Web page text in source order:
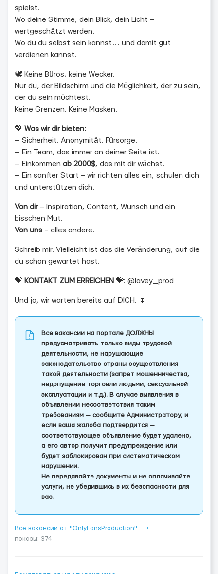
spielst.
Wo deine Stimme, dein Blick, dein Licht –
wertgeschätzt werden.
Wo du du selbst sein kannst… und damit gut
verdienen kannst.
🕊 Keine Büros, keine Wecker.
Nur du, der Bildschirm und die Möglichkeit, der zu sein,
der du sein möchtest.
Keine Grenzen. Keine Masken.
💖 Was wir dir bieten:
— Sicherheit. Anonymität. Fürsorge.
— Ein Team, das immer an deiner Seite ist.
— Einkommen ab 2000$, das mit dir wächst.
— Ein sanfter Start – wir richten alles ein, schulen dich
und unterstützen dich.
Von dir– Inspiration, Content, Wunsch und ein
bisschen Mut.
Von uns – alles andere.
Schreib mir. Vielleicht ist das die Veränderung, auf die
du schon gewartet hast.
💝 KONTAKT ZUM ERREICHEN 💝: @lavey_prod
Und ja, wir warten bereits auf DICH. 🌷
Все вакансии на портале ДОЛЖНЫ
предусматривать только виды трудовой
деятельности, не нарушающие
законодательство страны осуществления
такой деятельности (запрет мошенничества,
недопущение торговли людьми, сексуальной
эксплуатации и т.д.). В случае выявления в
объявлении несоответствия таким
требованиям — сообщите Администратору, и
если ваша жалоба подтвердится —
соответствующее объявление будет удалено,
а его автор получит предупреждение или
будет заблокирован при систематическом
нарушении.
Не передавайте документы и не оплачивайте
услуги, не убедившись в их безопасности для
вас.
Все вакансии от "OnlyFansProduction" ⟶
показы: 374